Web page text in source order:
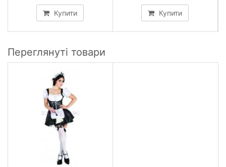
Купити Купити
Переглянуті товари